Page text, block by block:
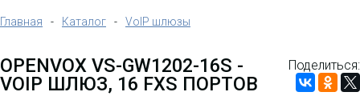
Главная - Каталог - VoIP шлюзы
OPENVOX VS-GW1202-16S -
VOIP ШЛЮЗ, 16 FXS ПОРТОВ
Поделиться: